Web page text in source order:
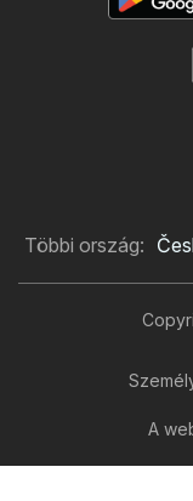
Többi ország:
A